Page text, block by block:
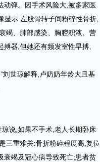
动弹。因手术风险大,被多家医
显示:左股骨转子间粉碎性骨折,
竭、肺部感染、胸腔积液、营
器,但她还有频发室性早搏、
刘世琼解释,卢奶奶年龄大且基
说,如果不手术,老人长期卧床
三重难关:骨折粉碎程度高,复位
衰竭及冠心病导致死亡;患者贫